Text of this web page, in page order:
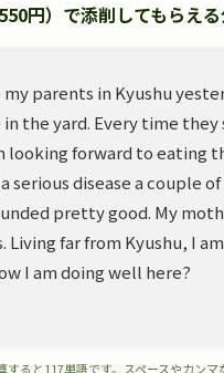
円）で添削してもらえ
parents in Kyushu
the yard. Every time
looking forward to eating
a serious disease a couple
pretty good. My
Living far from Kyushu, I
I am doing well here?
ると117単語です。スペースやカンマ